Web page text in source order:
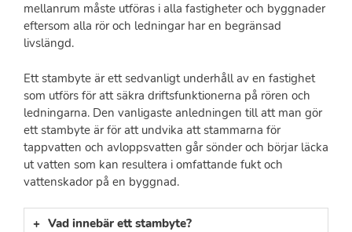
mellanrum måste utföras i alla fastigheter och byggnader
eftersom alla rör och ledningar har en begränsad
livslängd.
Ett stambyte är ett sedvanligt underhåll av en fastighet
som utförs för att säkra driftsfunktionerna på rören och
ledningarna. Den vanligaste anledningen till att man gör
ett stambyte är för att undvika att stammarna för
tappvatten och avloppsvatten går sönder och börjar läcka
ut vatten som kan resultera i omfattande fukt och
vattenskador på en byggnad.
Vad innebär ett stambyte?